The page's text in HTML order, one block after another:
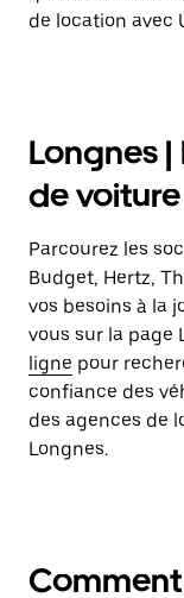
de location avec
Longnes
de
Parcourez les
Budget, Hertz,
vos besoins à la
vous sur la page
ligne pour
confiance des
des agences de
Longnes.